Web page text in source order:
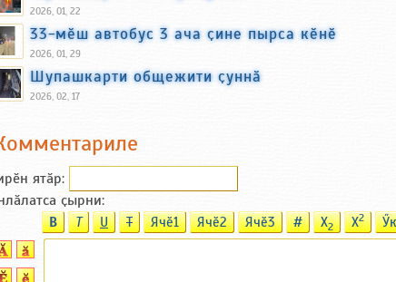
2026, 01, 22
33-мӗш автобус 3 ача ҫине пырса кӗнӗ
2026, 01, 29
Шупашкарти общежити ҫуннӑ
2026, 02, 17
ятӑp:
ҫырни:
B T U T Ячӗ1 Ячӗ2 Ячӗ3 # X2 X2